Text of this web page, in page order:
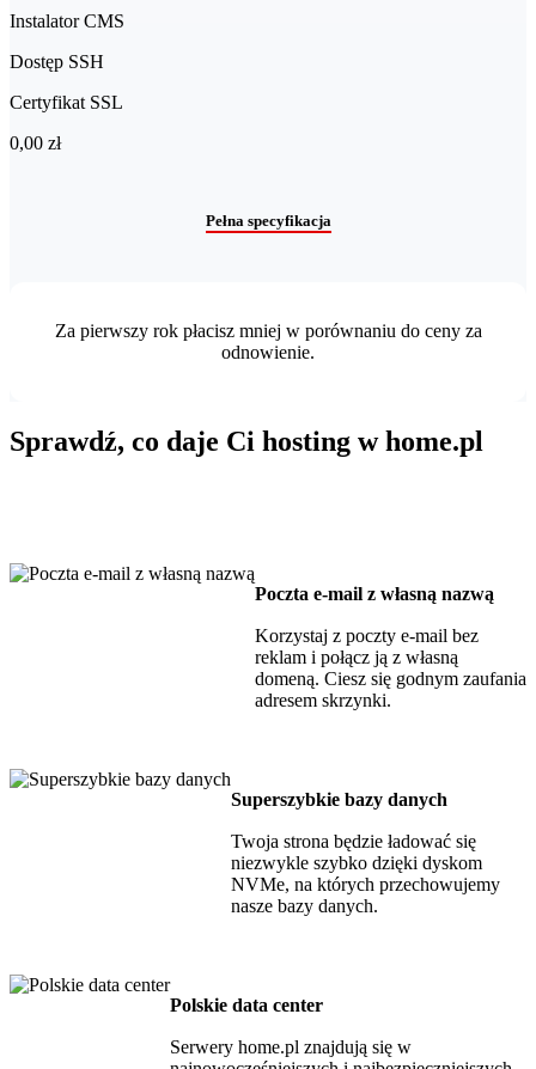
Instalator CMS
Dostęp SSH
Certyfikat SSL
0,00 zł
Pełna specyfikacja
Za pierwszy rok płacisz mniej w porównaniu do ceny za
odnowienie.
Sprawdź, co daje Ci hosting w home.pl
Poczta e-mail z własną nazwą
Korzystaj z poczty e-mail bez
reklam i połącz ją z własną
domeną. Ciesz się godnym zaufania
adresem skrzynki.
Superszybkie bazy danych
Twoja strona będzie ładować się
niezwykle szybko dzięki dyskom
NVMe, na których przechowujemy
nasze bazy danych.
Polskie data center
Serwery home.pl znajdują się w